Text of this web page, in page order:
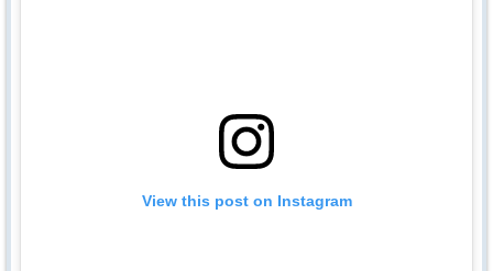
View this post on Instagram